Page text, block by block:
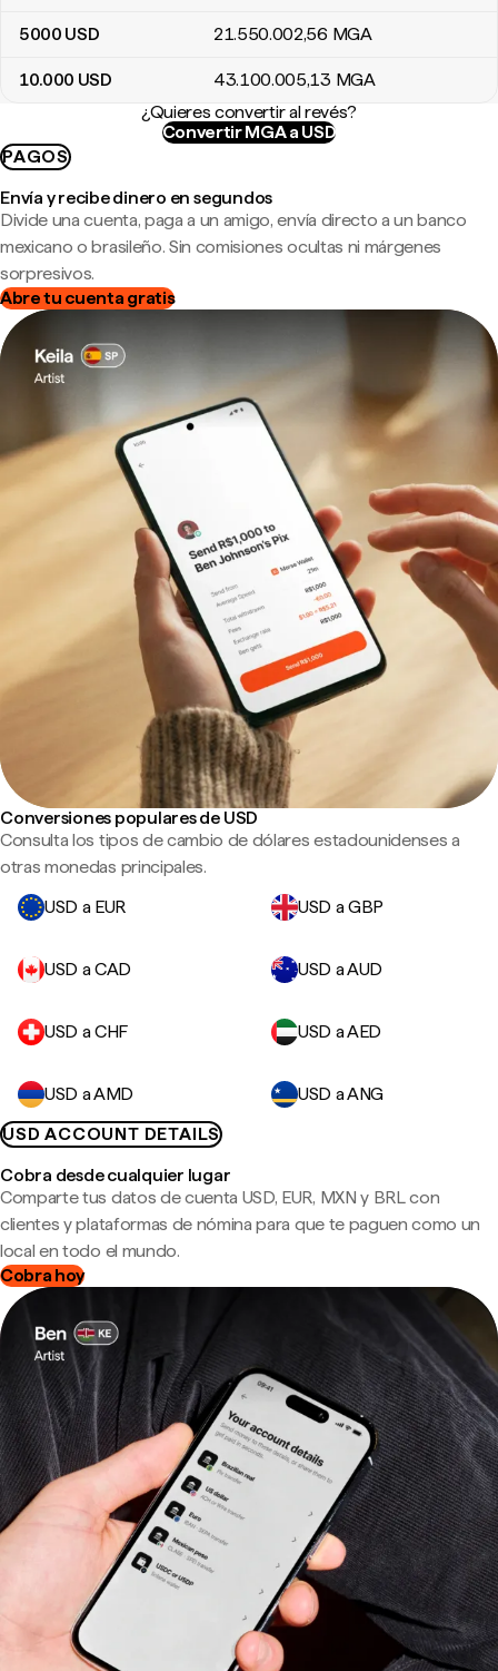
5000 USD 21.550.002,56 MGA
10.000 USD 43.100.005,13 MGA
¿Quieres convertir al revés?
Convertir MGA a USD
PAGOS
Envía y recibe dinero en segundos
Divide una cuenta, paga a un amigo, envía directo a un banco
mexicano o brasileño. Sin comisiones ocultas ni márgenes
sorpresivos.
Abre tu cuenta gratis
Conversiones populares de USD
Consulta los tipos de cambio de dólares estadounidenses a
otras monedas principales.
USD a EUR
USD a GBP
USD a CAD USD a AUD
USD a CHF USD a AED
USD a AMD
USD a ANG
USD ACCOUNT DETAILS
Cobra desde cualquier lugar
Comparte tus datos de cuenta USD, EUR, MXN y BRL con
clientes y plataformas de nómina para que te paguen como un
local en todo el mundo.
Cobra hoy